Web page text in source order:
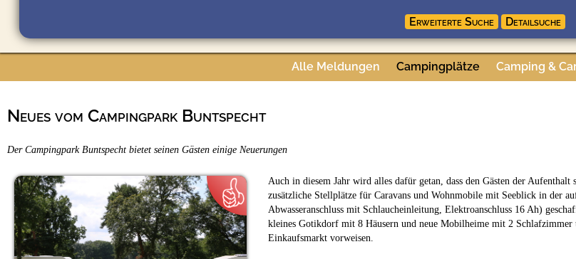
Alle Meldungen Campingplätze Camping &
Neues vom Campingpark Buntspecht
Der Campingpark Buntspecht bietet seinen Gästen einige Neuerungen
Auch in diesem Jahr wird alles dafür getan, dass den Gästen der
zusätzliche Stellplätze für Caravans und Wohnmobile mit Seeblick in der
Abwasseranschluss mit Schlaucheinleitung, Elektroanschluss 16 Ah)
kleines Gotikdorf mit 8 Häusern und neue Mobilheime mit 2 Schlafzimmer
Einkaufsmarkt vorweisen.